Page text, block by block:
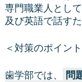
専門職業人とし
及び英語で話す
＜対策のポイント
歯学部では、 問